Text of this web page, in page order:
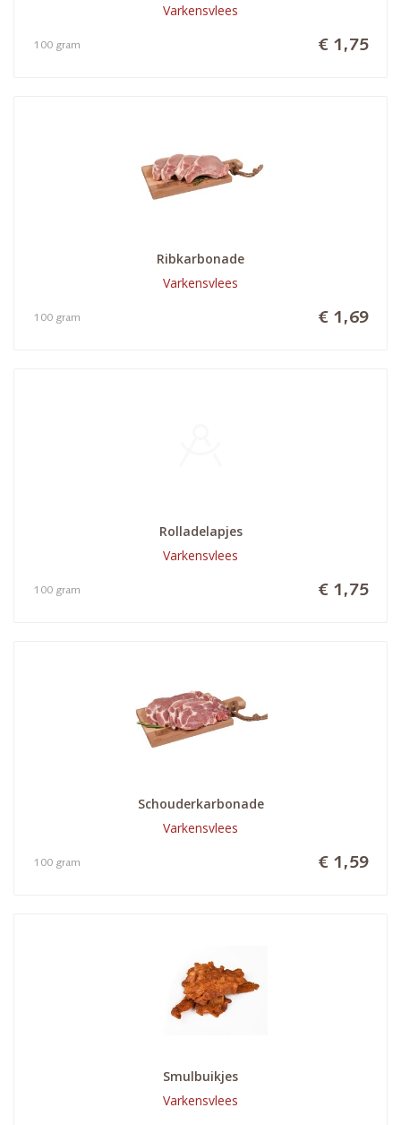
Varkensvlees
€ 1,75
100 gram
Ribkarbonade
Varkensvlees
€ 1,69
100 gram
Rolladelapjes
Varkensvlees
€ 1,75
100 gram
Schouderkarbonade
Varkensvlees
€ 1,59
100 gram
Smulbuikjes
Varkensvlees